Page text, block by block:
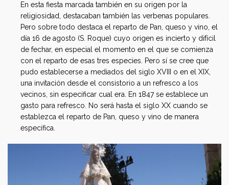
En esta fiesta marcada también en su origen por la
religiosidad, destacaban también las verbenas populares.
Pero sobre todo destaca el reparto de Pan, queso y vino, el
día 16 de agosto (S. Roque) cuyo origen es incierto y difícil
de fechar, en especial el momento en el que se comienza
con el reparto de esas tres especies. Pero sí se cree que
pudo establecerse a mediados del siglo XVIII o en el XIX,
una invitación desde el consistorio a un refresco a los
vecinos, sin especificar cual era. En 1847 se establece un
gasto para refresco. No será hasta el siglo XX cuando se
establezca el reparto de Pan, queso y vino de manera
específica.